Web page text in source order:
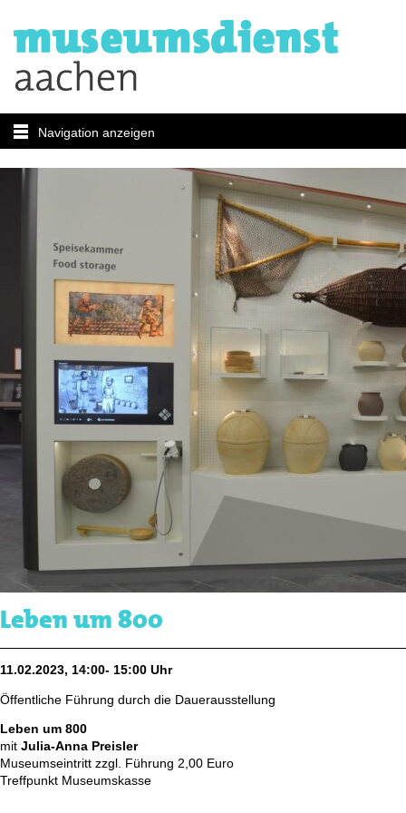
Navigation anzeigen
Leben um 800
11.02.2023, 14:00- 15:00 Uhr
Öffentliche Führung durch die Dauerausstellung
Leben um 800
mit Julia-Anna Preisler
Museumseintritt zzgl. Führung 2,00 Euro
Treffpunkt Museumskasse